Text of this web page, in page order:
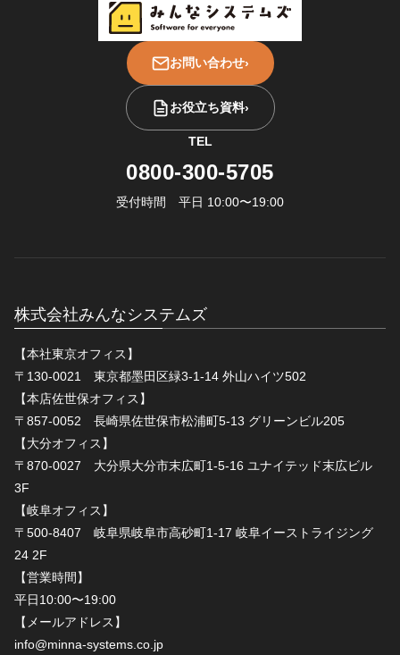
お問い合わせ›
お役立ち資料›
TEL
0800-300-5705
受付時間 平日 10:00〜19:00
株式会社みんなシステムズ
【本社東京オフィス】
〒130-0021 東京都墨田区緑3-1-14 外山ハイツ502
【本店佐世保オフィス】
〒857-0052 長崎県佐世保市松浦町5-13 グリーンビル205
【大分オフィス】
〒870-0027 大分県大分市末広町1-5-16 ユナイテッド末広ビル
3F
【岐阜オフィス】
〒500-8407 岐阜県岐阜市高砂町1-17 岐阜イーストライジング
24 2F
【営業時間】
平日10:00〜19:00
【メールアドレス】
info@minna-systems.co.jp